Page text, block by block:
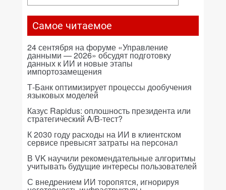
Самое читаемое
24 сентября на форуме «Управление
данными — 2026» обсудят подготовку
данных к ИИ и новые этапы
импортозамещения
Т-Банк оптимизирует процессы дообучения
языковых моделей
Казус Rapidus: оплошность президента или
стратегический A/B-тест?
К 2030 году расходы на ИИ в клиентском
сервисе превысят затраты на персонал
В VK научили рекомендательные алгоритмы
учитывать будущие интересы пользователей
С внедрением ИИ торопятся, игнорируя